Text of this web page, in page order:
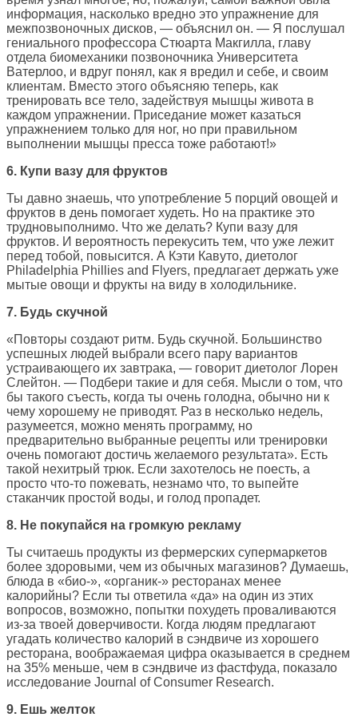
информация, насколько вредно это упражнение для
межпозвоночных дисков, — объяснил он. — Я послушал
гениального профессора Стюарта Макгилла, главу
отдела биомеханики позвоночника Университета
Ватерлоо, и вдруг понял, как я вредил и себе, и своим
клиентам. Вместо этого объясняю теперь, как
тренировать все тело, задействуя мышцы живота в
каждом упражнении. Приседание может казаться
упражнением только для ног, но при правильном
выполнении мышцы пресса тоже работают!»
6. Купи вазу для фруктов
Ты давно знаешь, что употребление 5 порций овощей и
фруктов в день помогает худеть. Но на практике это
трудновыполнимо. Что же делать? Купи вазу для
фруктов. И вероятность перекусить тем, что уже лежит
перед тобой, повысится. А Кэти Кавуто, диетолог
Philadelphia Phillies and Flyers, предлагает держать уже
мытые овощи и фрукты на виду в холодильнике.
7. Будь скучной
«Повторы создают ритм. Будь скучной. Большинство
успешных людей выбрали всего пару вариантов
устраивающего их завтрака, — говорит диетолог Лорен
Слейтон. — Подбери такие и для себя. Мысли о том, что
бы такого съесть, когда ты очень голодна, обычно ни к
чему хорошему не приводят. Раз в несколько недель,
разумеется, можно менять программу, но
предварительно выбранные рецепты или тренировки
очень помогают достичь желаемого результата». Есть
такой нехитрый трюк. Если захотелось не поесть, а
просто что-то пожевать, незнамо что, то выпейте
стаканчик простой воды, и голод пропадет.
8. Не покупайся на громкую рекламу
Ты считаешь продукты из фермерских супермаркетов
более здоровыми, чем из обычных магазинов? Думаешь,
блюда в «био-», «органик-» ресторанах менее
калорийны? Если ты ответила «да» на один из этих
вопросов, возможно, попытки похудеть проваливаются
из-за твоей доверчивости. Когда людям предлагают
угадать количество калорий в сэндвиче из хорошего
ресторана, воображаемая цифра оказывается в среднем
на 35% меньше, чем в сэндвиче из фастфуда, показало
исследование Journal of Consumer Research.
9. Ешь желток